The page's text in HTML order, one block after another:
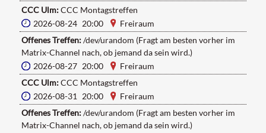
CCC Ulm:CCC Montagstreffen
2026-08-24 20:00
Freiraum
Offenes Treffen:/dev/urandom (Fragt am besten vorher im
Matrix-Channel nach, ob jemand da sein wird.)
2026-08-27 20:00
Freiraum
CCC Ulm:CCC Montagstreffen
2026-08-31 20:00
Freiraum
Offenes Treffen:/dev/urandom (Fragt am besten vorher im
Matrix-Channel nach, ob jemand da sein wird.)